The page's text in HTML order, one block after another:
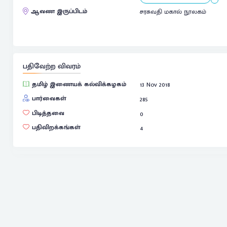
ஆவண இருப்பிடம் சரசுவதி மகால் நூலகம்
பதிவேற்ற விவரம்
தமிழ் இணையக் கல்விக்கழகம்
13 Nov 2018
பார்வைகள்
285
பிடித்தவை
0
பதிவிறக்கங்கள்
4